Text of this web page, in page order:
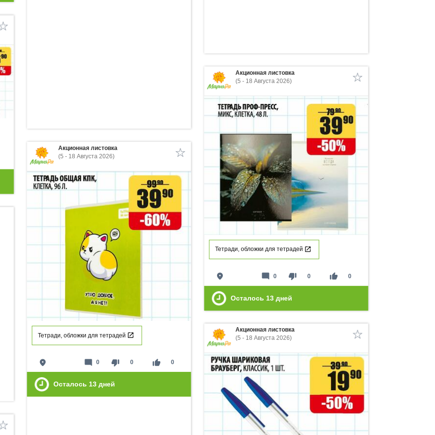
Акционная листовка
(5 - 18 Августа 2026)
Тетради, обложки для тетрадей
place thumb_down 0 thumb_up 0
mode_comment 0
Осталось 13 дней
Акционная листовка
(5 - 18 Августа 2026)
Тетради, обложки для тетрадей
place thumb_down 0 thumb_up 0
mode_comment 0
Осталось 13 дней
Акционная листовка
(5 - 18 Августа 2026)